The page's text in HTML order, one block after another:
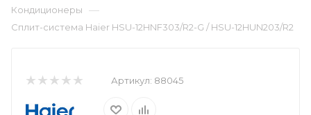
Кондиционеры —
Сплит-система Haier HSU-12HNF303/R2-G / HSU-12HUN203/R2
Артикул: 88045